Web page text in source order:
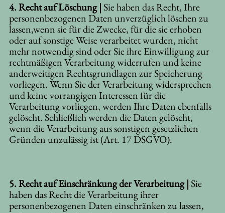
4. Recht auf Löschung |Sie haben das Recht, Ihre
personenbezogenen Daten unverzüglich löschen zu
lassen,wenn sie für die Zwecke, für die sie erhoben
oder auf sonstige Weise verarbeitet wurden, nicht
mehr notwendig sind oder Sie ihre Einwilligung zur
rechtmäßigen Verarbeitung widerrufen und keine
anderweitigen Rechtsgrundlagen zur Speicherung
vorliegen. Wenn Sie der Verarbeitung widersprechen
und keine vorrangigen Interessen für die
Verarbeitung vorliegen, werden Ihre Daten ebenfalls
gelöscht. Schließlich werden die Daten gelöscht,
wenn die Verarbeitung aus sonstigen gesetzlichen
Gründen unzulässig ist (Art. 17 DSGVO).
5. Recht auf Einschränkung der Verarbeitung |Sie
haben das Recht die Verarbeitung ihrer
personenbezogenen Daten einschränken zu lassen,